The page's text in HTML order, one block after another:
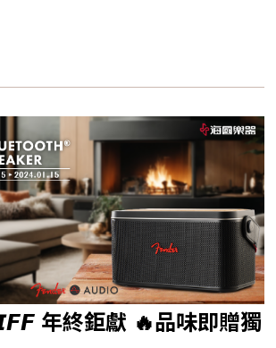
年終鉅獻 🔥品味即贈獨